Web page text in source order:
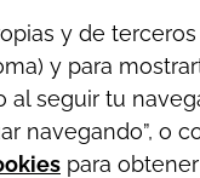
y de
y para
seguir tu
navegando”, o
para